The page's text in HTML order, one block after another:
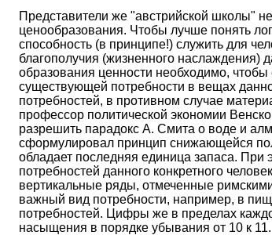
Представители же "австрийской школы"
ценообразования. Чтобы лучше понять
способность (в принципе!) служить для
благополучия (жизненного наслаждения)
образования ценности необходимо,
существующей потребности в вещах
потребностей, в противном случае
профессор политической экономии
разрешить парадокс А. Смита о воде и
сформулировал принцип снижающейся
обладает последняя единица запаса. При
потребностей данного конкретного
вертикальные ряды, отмеченные
важный вид потребности, например, в
потребностей. Цифры же в пределах
насыщения в порядке убывания от 10 к 11.